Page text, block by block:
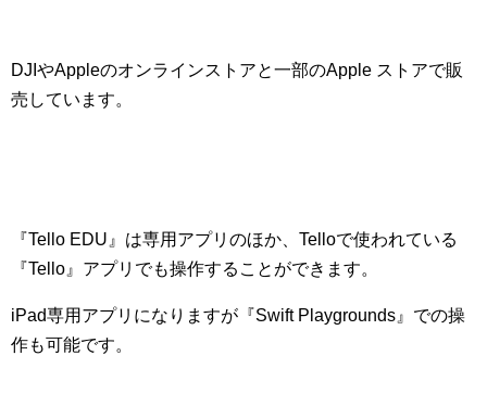
DJIやAppleのオンラインストアと一部のApple ストアで販
売しています。
『Tello EDU』は専用アプリのほか、Telloで使われている
『Tello』アプリでも操作することができます。
iPad専用アプリになりますが『Swift Playgrounds』での操
作も可能です。